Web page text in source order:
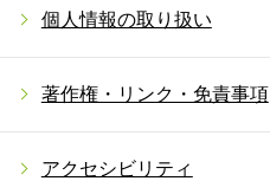
個人情報の取り扱い
著作権・リンク・免責事項
アクセシビリティ